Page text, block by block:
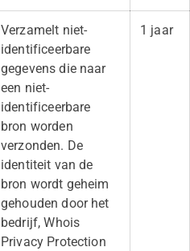
Verzamelt niet-
identificeerbare
gegevens die naar
een niet-
identificeerbare
bron worden
verzonden. De
identiteit van de
bron wordt geheim
gehouden door het
bedrijf, Whois
Privacy Protection
1 jaar